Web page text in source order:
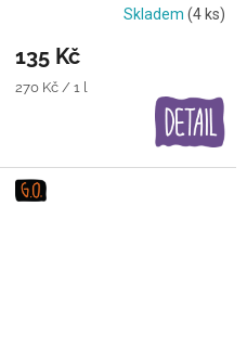
Skladem (4 ks)
135 Kč
Měrná
270 Kč / 1 l